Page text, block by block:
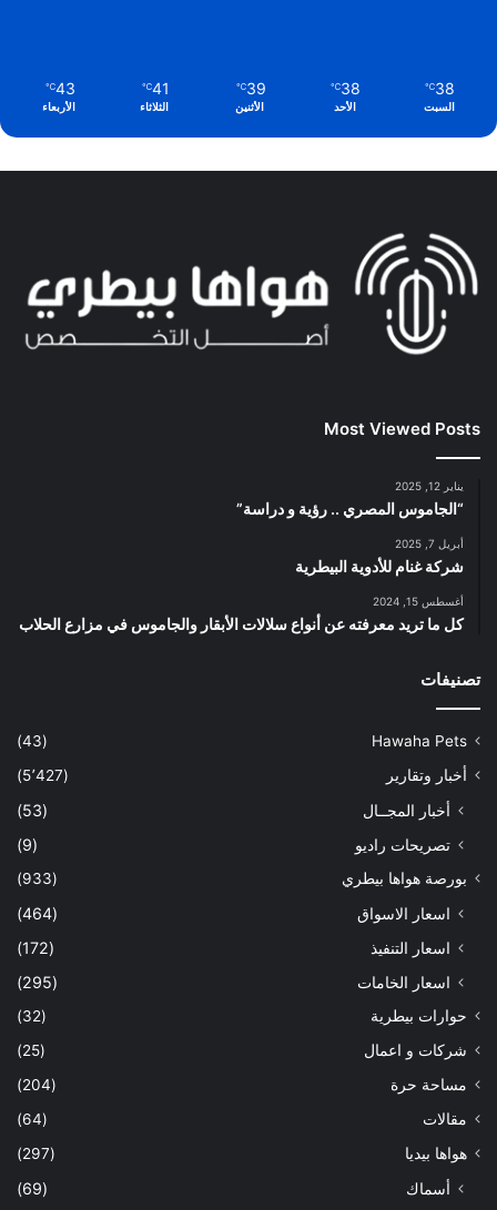
38
℃
السبت
38
℃
الأحد
39
℃
الأثنين
41
℃
الثلاثاء
43
℃
الأربعاء
Most Viewed Posts
يناير 12, 2025
“الجاموس المصري .. رؤية و دراسة”
أبريل 7, 2025
شركة غنام للأدوية البيطرية
أغسطس 15, 2024
كل ما تريد معرفته عن أنواع سلالات الأبقار والجاموس في مزارع الحلاب
تصنيفات
Hawaha Pets
(43)
أخبار وتقارير
(5٬427)
أخبار المجــال
(53)
تصريحات راديو
(9)
بورصة هواها بيطري (933)
اسعار الاسواق
(464)
اسعار التنفيذ
(172)
اسعار الخامات
(295)
حوارات بيطرية
(32)
شركات و اعمال
(25)
مساحة حرة
(204)
مقالات
(64)
هواها بيديا
(297)
أسماك
(69)